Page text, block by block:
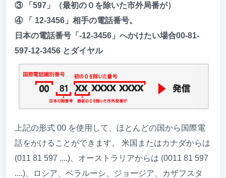
③ 「597」（最初の０を除いた市外局番が）
④ 「 12-3456」相手の電話番号。
日本の電話番号「-12-3456」へかけたい場合00-81-
597-12-3456 とダイヤル
上記の形式 00 を使用して、ほとんどの国から国際電
話をかけることができます。 米国またはカナダからは
(011 81 597 ....)、オーストラリアからは (0011 81 597
....)、ロシア、ベラルーシ、ジョージア、カザフスタ